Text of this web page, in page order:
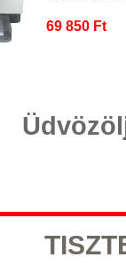
69 850 Ft